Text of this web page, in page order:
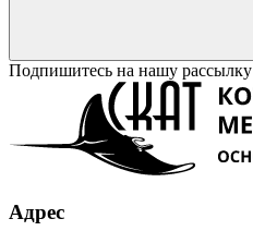
Подпишитесь на нашу рассылку
Адрес